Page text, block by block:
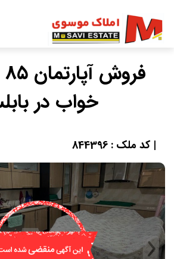
خواب در
| کد ملک : 844396